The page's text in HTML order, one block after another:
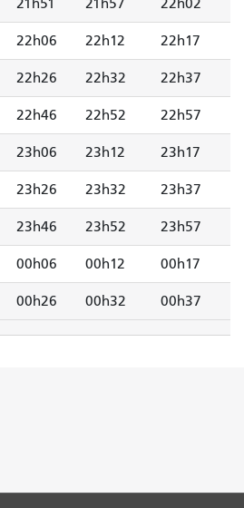
21h51 21h57 22h02
22h06 22h12 22h17
22h26 22h32 22h37
22h46 22h52 22h57
23h06 23h12 23h17
23h26 23h32 23h37
23h46 23h52 23h57
00h06 00h12 00h17
00h26 00h32 00h37